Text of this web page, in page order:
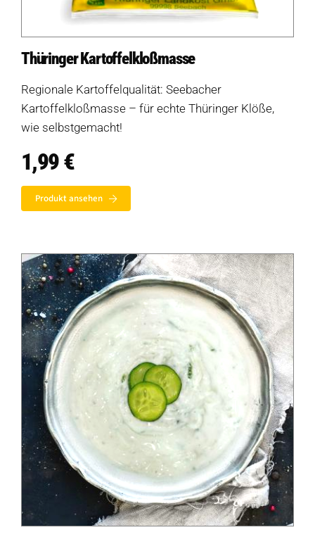
Thüringer Kartoffelkloßmasse
Regionale Kartoffelqualität: Seebacher
Kartoffelkloßmasse – für echte Thüringer Klöße,
wie selbstgemacht!
1,99€
Produkt ansehen